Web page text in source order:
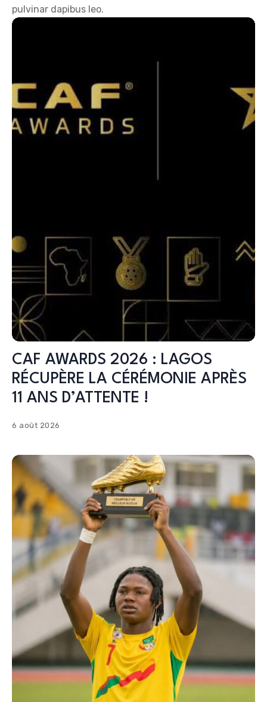
pulvinar dapibus leo.
CAF AWARDS 2026 : LAGOS
RÉCUPÈRE LA CÉRÉMONIE APRÈS
11 ANS D’ATTENTE !
6 août 2026